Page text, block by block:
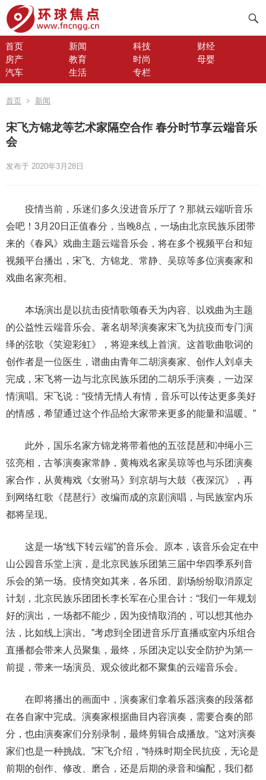
首页 新闻 科技
财经
房产
教育 时尚
母婴
汽车
生活 专栏
首页 新闻
宋飞方锦龙等艺术家隔空合作 春分时节享云端音乐
会
发布于 2020年3月28日
疫情当前，乐迷们多久没进音乐厅了？那就云端听音乐
会吧！3月20日正值春分，当晚8点，一场由北京民族乐团带
来的《春风》戏曲主题云端音乐会，将在多个视频平台和短
视频平台播出，宋飞、方锦龙、常静、吴琼等多位演奏家和
戏曲名家亮相。
本场演出是以抗击疫情歌颂春天为内容、以戏曲为主题
的公益性云端音乐会。著名胡琴演奏家宋飞为抗疫而专门演
绎的弦歌《笑迎彩虹》，将迎来线上首演。这首歌曲歌词的
创作者是一位医生，谱曲由青年二胡演奏家、创作人刘卓夫
完成，宋飞将一边与北京民族乐团的二胡乐手演奏，一边深
情演唱。宋飞说：“疫情无情人有情，音乐可以传达更多美好
的情感，希望通过这个作品给大家带来更多的能量和温暖。”
此外，国乐名家方锦龙将带着他的五弦琵琶和冲绳小三
弦亮相，古筝演奏家常静，黄梅戏名家吴琼等也与乐团演奏
家合作，从黄梅戏《女驸马》到京胡与大鼓《夜深沉》，再
到网络红歌《琵琶行》改编而成的京剧演唱，与民族室内乐
都将呈现。
这是一场“线下转云端”的音乐会。原本，该音乐会定在中
山公园音乐堂上演，是北京民族乐团第三届中华四季系列音
乐会的第一场。疫情突如其来，各乐团、剧场纷纷取消原定
计划，北京民族乐团团长李长军在心里合计：“我们一年规划
好的演出，一场都不能少，因为疫情取消的，可以想其他办
法，比如线上演出。”考虑到全团进音乐厅直播或室内乐组合
直播都会带来人员聚集，最终，乐团决定以安全防护为第一
前提，带来一场演员、观众彼此都不聚集的云端音乐会。
在即将播出的画面中，演奏家们拿着乐器演奏的段落都
在各自家中完成。演奏家根据曲目内容演奏，需要合奏的部
分，也由演奏家们分别录制，最终剪辑合成播放。“这对演奏
家们也是一种挑战。”宋飞介绍，“特殊时期全民抗疫，无论是
前期的创作、修改、磨合，还是后期的录音和编配，我们都